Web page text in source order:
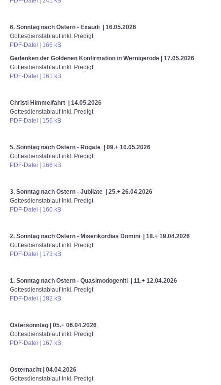
6. Sonntag nach Ostern - Exaudi | 16.05.2026
Gottesdienstablauf inkl. Predigt
PDF-Datei | 166 kB
Gedenken der Goldenen Konfirmation in Wernigerode | 17.05.2026
Gottesdienstablauf inkl. Predigt
PDF-Datei | 161 kB
Christi Himmelfahrt | 14.05.2026
Gottesdienstablauf inkl. Predigt
PDF-Datei | 156 kB
5. Sonntag nach Ostern - Rogate | 09.+ 10.05.2026
Gottesdienstablauf inkl. Predigt
PDF-Datei | 166 kB
3. Sonntag nach Ostern - Jubilate | 25.+ 26.04.2026
Gottesdienstablauf inkl. Predigt
PDF-Datei | 160 kB
2. Sonntag nach Ostern - Miserikordias Domini | 18.+ 19.04.2026
Gottesdienstablauf inkl. Predigt
PDF-Datei | 173 kB
1. Sonntag nach Ostern - Quasimodogeniti | 11.+ 12.04.2026
Gottesdienstablauf inkl. Predigt
PDF-Datei | 182 kB
Ostersonntag | 05.+ 06.04.2026
Gottesdienstablauf inkl. Predigt
PDF-Datei | 167 kB
Osternacht | 04.04.2026
Gottesdienstablauf inkl. Predigt